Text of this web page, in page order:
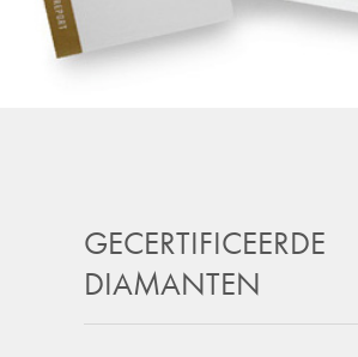
GECERTIFICEERDE
DIAMANTEN